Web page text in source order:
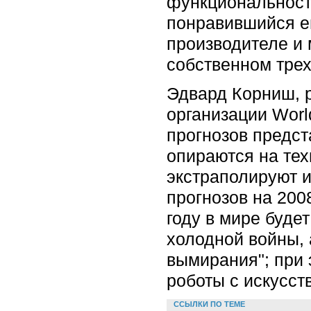
понравившийся
производителе
собственном
Эдвард Корниш,
организации
прогнозов
опираются на
экстраполируют
прогнозов на
году в мире
холодной войны,
вымирания"; при
роботы с
ССЫЛКИ ПО ТЕМЕ